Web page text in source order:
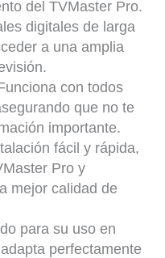
del TVMaster Pro.
digitales de larga
a una amplia
con todos
que no te
importante.
fácil y rápida,
Pro y
mejor calidad de
para su uso en
perfectamente